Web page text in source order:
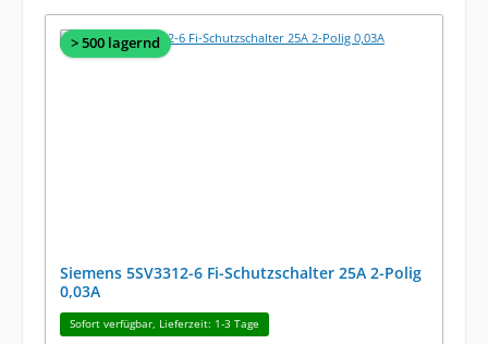
> 500 lagernd
Siemens 5SV3312-6 Fi-Schutzschalter 25A 2-Polig
0,03A
Sofort verfügbar, Lieferzeit: 1-3 Tage